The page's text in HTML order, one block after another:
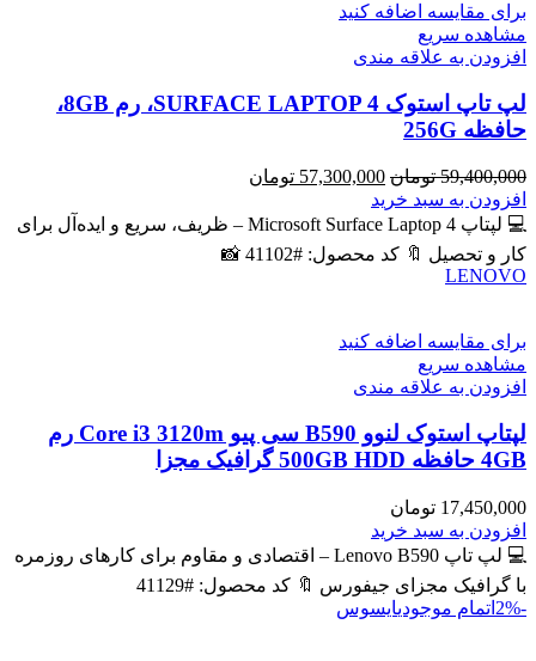
برای مقایسه اضافه کنید
مشاهده سریع
افزودن به علاقه مندی
لپ تاپ استوک SURFACE LAPTOP 4، رم 8GB،
حافظه 256G
59,400,000 تومان قیمت
اصلی
59,400,000 تومان
57,300,000 تومان
57,300,000 تومان
است.
افزودن به سبد خرید
💻 لپتاپ Microsoft Surface Laptop 4 – ظریف، سریع و ایده‌آل برای
کار و تحصیل 🔖 کد محصول: #41102 📸
LENOVO
برای مقایسه اضافه کنید
مشاهده سریع
افزودن به علاقه مندی
لپتاپ استوک لنوو B590 سی پیو Core i3 3120m رم
4GB حافظه 500GB HDD گرافیک مجزا
17,450,000 تومان
افزودن به سبد خرید
💻 لپ تاپ Lenovo B590 – اقتصادی و مقاوم برای کارهای روزمره
با گرافیک مجزای جیفورس 🔖 کد محصول: #41129
-2%
اتمام موجودیایسوس